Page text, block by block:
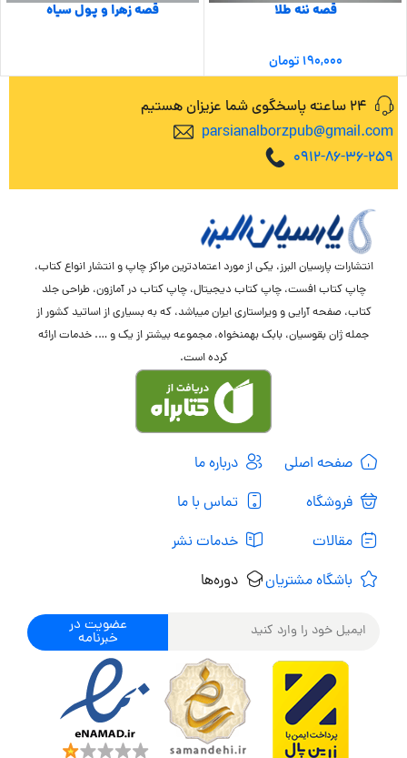
قصه ننه طلا
۱۹۰,۰۰۰ تومان
قصه زهرا و پول سیاه
24 ساعته پاسخگوی شما عزیزان هستیم
parsianalborzpub@gmail.com
0912-86-36-259
انتشارات پارسیان البرز، یکی از مورد اعتمادترین مراکز چاپ و انتشار انواع کتاب،
چاپ کتاب افست، چاپ کتاب دیجیتال، چاپ کتاب در آمازون، طراحی جلد
کتاب، صفحه آرایی و ویراستاری ایران میباشد، که به بسیاری از اساتید کشور از
جمله ژان بقوسیان، بابک بهمنخواه، مجموعه بیشتر از یک و …. خدمات ارائه
کرده است.
صفحه اصلی
فروشگاه
مقالات
باشگاه مشتریان
درباره ما
تماس با ما
خدمات نشر
دوره‌ها
عضویت در
خبرنامه